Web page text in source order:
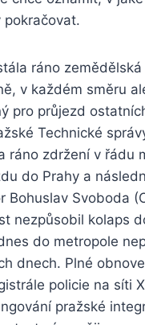
ráno
v každém směru
pro průjezd
Technické
ráno zdržení v řádu
do Prahy a
Bohuslav Svoboda
nezpůsobil kolaps
do metropole
dnech. Plné
policie na síti
pražské